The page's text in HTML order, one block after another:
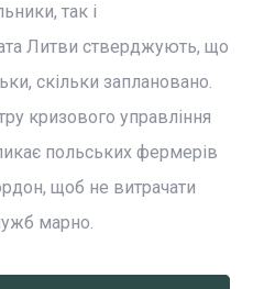
так і
Литви стверджують, що
скільки заплановано.
кризового управління
польських фермерів
щоб не витрачати
марно.